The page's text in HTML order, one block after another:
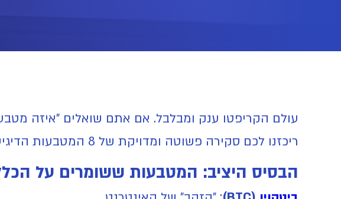
עולם הקריפטו ענק ומבלבל. אם אתם שואלים "איזה
ריכזנו לכם סקירה פשוטה ומדויקת של 8 המטבעות הדיגיטליים שהם עמוד התווך של השוק, כדי שתוכלו לבנות תיק השקעות חכם.
הבסיס היציב: המטבעות ששומרים על